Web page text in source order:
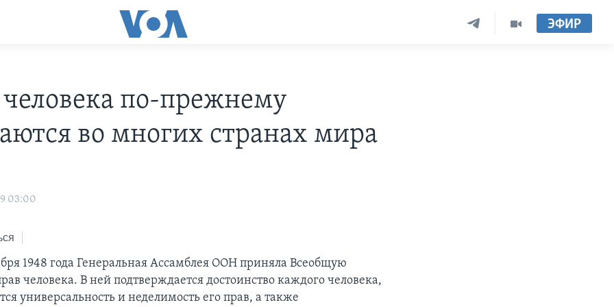
ЭФИР
по-прежнему
во многих странах мира
03:00
1948 года Генеральная Ассамблея ООН приняла Всеобщую
человека. В ней подтверждается достоинство каждого человека,
универсальность и неделимость его прав, а также